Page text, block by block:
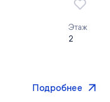
Этаж
2
Подробнее